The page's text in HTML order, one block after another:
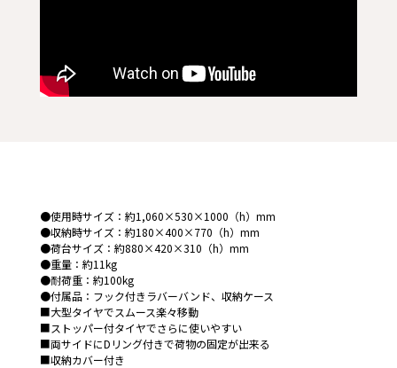
●使用時サイズ：約1,060×530×1000（h）mm
●収納時サイズ：約180×400×770（h）mm
●荷台サイズ：約880×420×310（h）mm
●重量：約11kg
●耐荷重：約100kg
●付属品：フック付きラバーバンド、収納ケース
■大型タイヤでスムース楽々移動
■ストッパー付タイヤでさらに使いやすい
■両サイドにDリング付きで荷物の固定が出来る
■収納カバー付き